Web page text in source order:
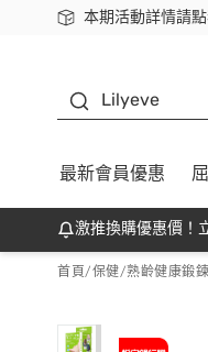
本期活動詳情請
下載app最高回饋
Lilyeve
最新會員優惠
激推換購優惠價！
首頁/保健/熟齡健康鍛鍊